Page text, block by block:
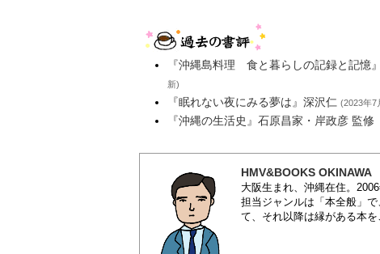
『沖縄島料理 食と暮らしの記録と記憶
新)
『眠れない夜にみる夢は』深沢仁 (2023年7
『沖縄の生活史』石原昌家・岸政彦 監
HMV&BOOKS
大阪生まれ、沖縄在住。
担当ジャンルは「本全般」
て、それ以降は縁がある本